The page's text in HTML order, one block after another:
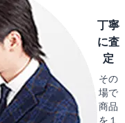
丁寧
に査
定
その
場で
商品
を１